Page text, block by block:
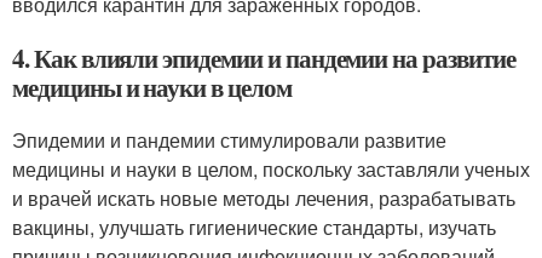
4. Как влияли эпидемии и пандемии на развитие
медицины и науки в целом
Эпидемии и пандемии стимулировали развитие
медицины и науки в целом, поскольку заставляли ученых
и врачей искать новые методы лечения, разрабатывать
вакцины, улучшать гигиенические стандарты, изучать